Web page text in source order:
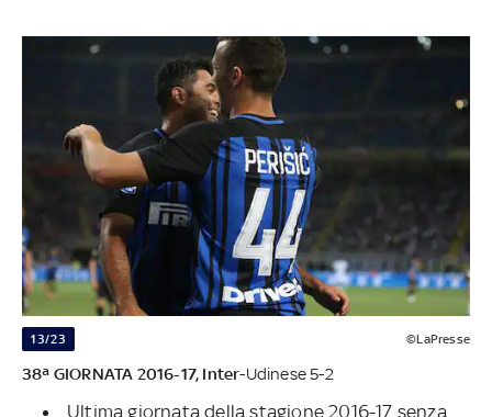
13/23 ©LaPresse
38ª GIORNATA 2016-17, Inter-Udinese 5-2
Ultima giornata della stagione 2016-17 senza